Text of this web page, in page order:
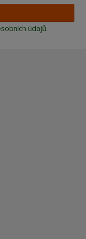
údajů.